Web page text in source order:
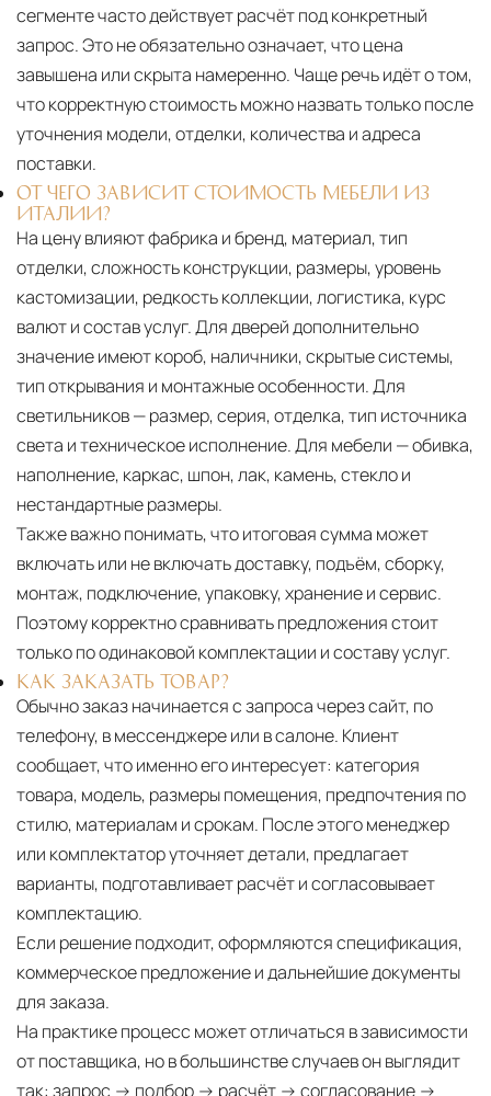
сегменте часто действует расчёт под конкретный
запрос. Это не обязательно означает, что цена
завышена или скрыта намеренно. Чаще речь идёт о том,
что корректную стоимость можно назвать только после
уточнения модели, отделки, количества и адреса
поставки.
ОТ ЧЕГО ЗАВИСИТ СТОИМОСТЬ МЕБЕЛИ ИЗ
ИТАЛИИ?
На цену влияют фабрика и бренд, материал, тип
отделки, сложность конструкции, размеры, уровень
кастомизации, редкость коллекции, логистика, курс
валют и состав услуг. Для дверей дополнительно
значение имеют короб, наличники, скрытые системы,
тип открывания и монтажные особенности. Для
светильников — размер, серия, отделка, тип источника
света и техническое исполнение. Для мебели — обивка,
наполнение, каркас, шпон, лак, камень, стекло и
нестандартные размеры.
Также важно понимать, что итоговая сумма может
включать или не включать доставку, подъём, сборку,
монтаж, подключение, упаковку, хранение и сервис.
Поэтому корректно сравнивать предложения стоит
только по одинаковой комплектации и составу услуг.
КАК ЗАКАЗАТЬ ТОВАР?
Обычно заказ начинается с запроса через сайт, по
телефону, в мессенджере или в салоне. Клиент
сообщает, что именно его интересует: категория
товара, модель, размеры помещения, предпочтения по
стилю, материалам и срокам. После этого менеджер
или комплектатор уточняет детали, предлагает
варианты, подготавливает расчёт и согласовывает
комплектацию.
Если решение подходит, оформляются спецификация,
коммерческое предложение и дальнейшие документы
для заказа.
На практике процесс может отличаться в зависимости
от поставщика, но в большинстве случаев он выглядит
так: запрос → подбор → расчёт → согласование →